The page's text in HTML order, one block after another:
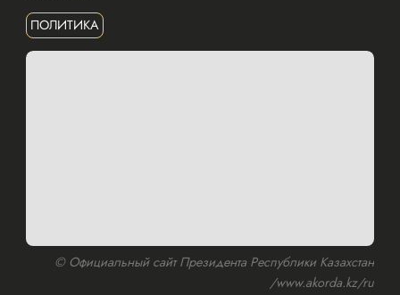
ПОЛИТИКА
© Официальный сайт Президента Республики Казахстан
/www.akorda.kz/ru